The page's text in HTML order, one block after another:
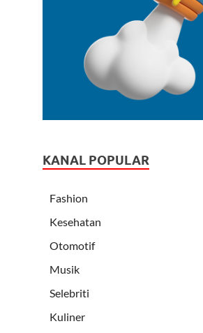
KANAL POPULAR
Fashion
Kesehatan
Otomotif
Musik
Selebriti
Kuliner